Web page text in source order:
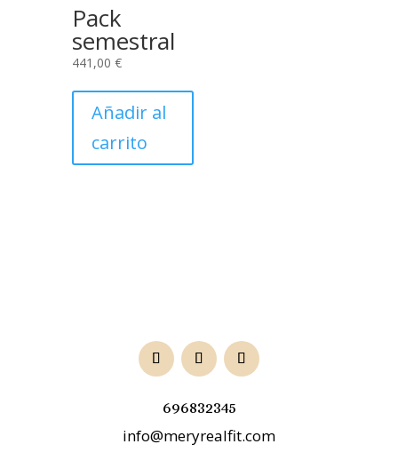
Pack
semestral
441,00 €
Añadir al
carrito
696832345
info@meryrealfit.com